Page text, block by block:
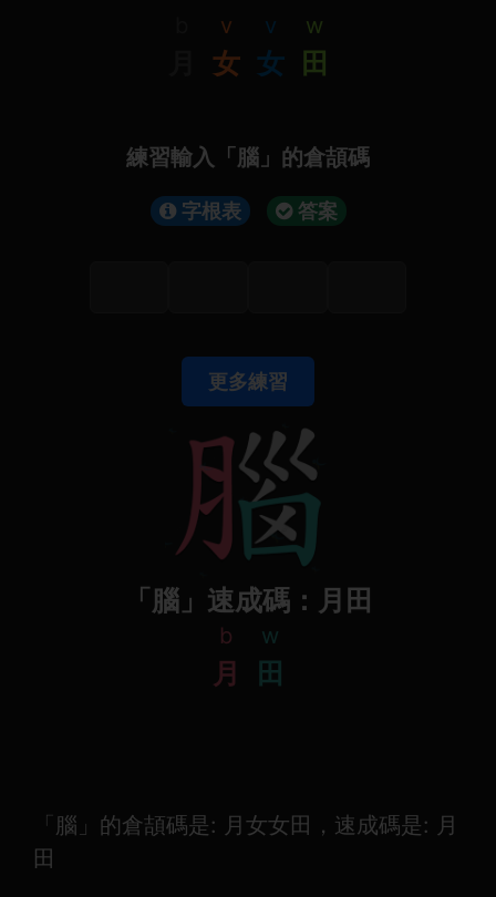
v
女
v
女
w
田
練習輸入「腦」的倉頡碼
字根表 答案
更多練習
「腦」速成碼：月田
b
月
w
田
「腦」的倉頡碼是: 月女女田，速成碼是: 月
田